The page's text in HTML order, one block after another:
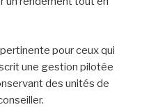
pour ceux qui
une gestion pilotée
des unités de